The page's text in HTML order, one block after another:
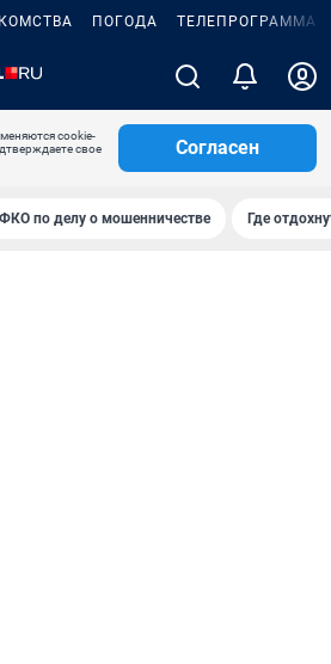
ПОГОДА ТЕЛЕПРОГРАММА
cookie-
свое
Согласен
по делу о мошенничестве Где